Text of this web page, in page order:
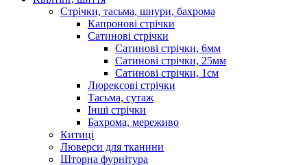
Стрічки, тасьма, шнури, бахрома
Капронові стрічки
Сатинові стрічки
Сатинові стрічки, 6мм
Сатинові стрічки, 25мм
Сатинові стрічки, 1см
Люрексові стрічки
Тасьма, сутаж
Інші стрічки
Бахрома, мереживо
Китиці
Люверси для тканини
Шторна фурнітура